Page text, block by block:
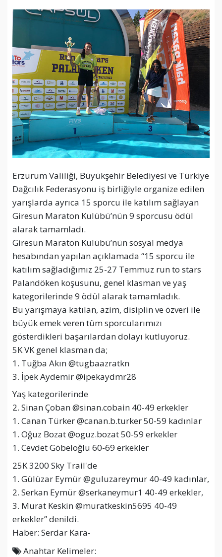
Erzurum Valiliği, Büyükşehir Belediyesi ve Türkiye
Dağcılık Federasyonu iş birliğiyle organize edilen
yarışlarda ayrıca 15 sporcu ile katılım sağlayan
Giresun Maraton Kulübü’nün 9 sporcusu ödül
alarak tamamladı.
Giresun Maraton Kulübü’nün sosyal medya
hesabından yapılan açıklamada “15 sporcu ile
katılım sağladığımız 25-27 Temmuz run to stars
Palandöken koşusunu, genel klasman ve yaş
kategorilerinde 9 ödül alarak tamamladık.
Bu yarışmaya katılan, azim, disiplin ve özveri ile
büyük emek veren tüm sporcularımızı
gösterdikleri başarılardan dolayı kutluyoruz.
5K VK genel klasman da;
1. Tuğba Akın @tugbaazratkn
3. İpek Aydemir @ipekaydmr28
Yaş kategorilerinde
2. Sinan Çoban @sinan.cobain 40-49 erkekler
1. Canan Türker @canan.b.turker 50-59 kadınlar
1. Oğuz Bozat @oguz.bozat 50-59 erkekler
1. Cevdet Göbeloğlu 60-69 erkekler
25K 3200 Sky Trail'de
1. Gülüzar Eymür @guluzareymur 40-49 kadınlar,
2. Serkan Eymür @serkaneymur1 40-49 erkekler,
3. Murat Keskin @muratkeskin5695 40-49
erkekler” denildi.
Haber: Serdar Kara-
Anahtar Kelimeler: